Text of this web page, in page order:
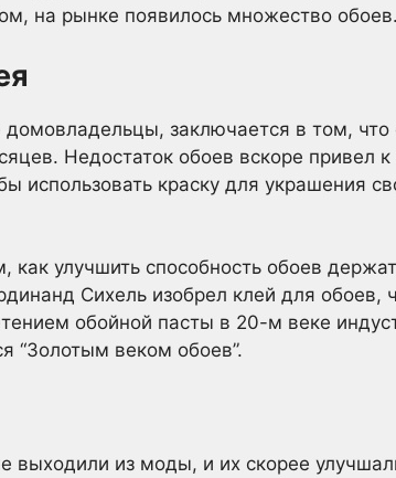
на рынке появилось множество обоев.
заключается в том, что
Недостаток обоев вскоре привел
использовать краску для украшения
улучшить способность обоев
Сихель изобрел клей для обоев,
обойной пасты в 20-м веке
“Золотым веком обоев”.
выходили из моды, и их скорее